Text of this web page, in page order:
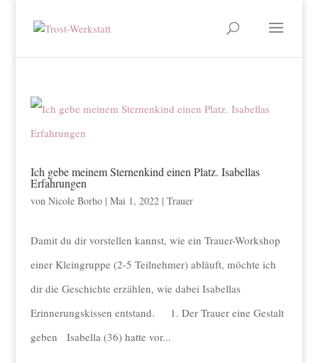
Ich gebe meinem Sternenkind einen Platz. Isabellas
Erfahrungen
von Nicole Borho| Mai 1, 2022| Trauer
Damit du dir vorstellen kannst, wie ein Trauer-Workshop
einer Kleingruppe (2-5 Teilnehmer) abläuft, möchte ich
dir die Geschichte erzählen, wie dabei Isabellas
Erinnerungskissen entstand. 1. Der Trauer eine Gestalt
geben Isabella (36) hatte vor...